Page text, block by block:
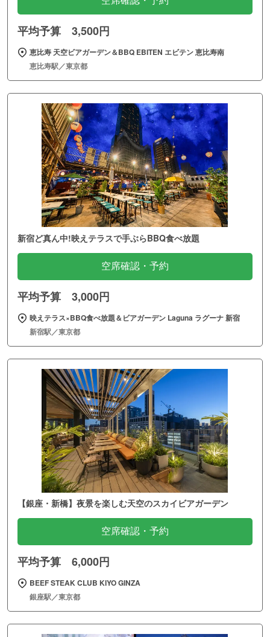
平均予算 3,500円
恵比寿 天空ビアガーデン＆BBQ EBITEN エビテン 恵比寿南
恵比寿駅／東京都
新宿ど真ん中!映えテラスで手ぶらBBQ食べ放題
空席確認・予約
平均予算 3,000円
映えテラス×BBQ食べ放題＆ビアガーデン Laguna ラグーナ 新宿
新宿駅／東京都
【銀座・新橋】夜景を楽しむ天空のスカイビアガーデン
空席確認・予約
平均予算 6,000円
BEEF STEAK CLUB KIYO GINZA
銀座駅／東京都